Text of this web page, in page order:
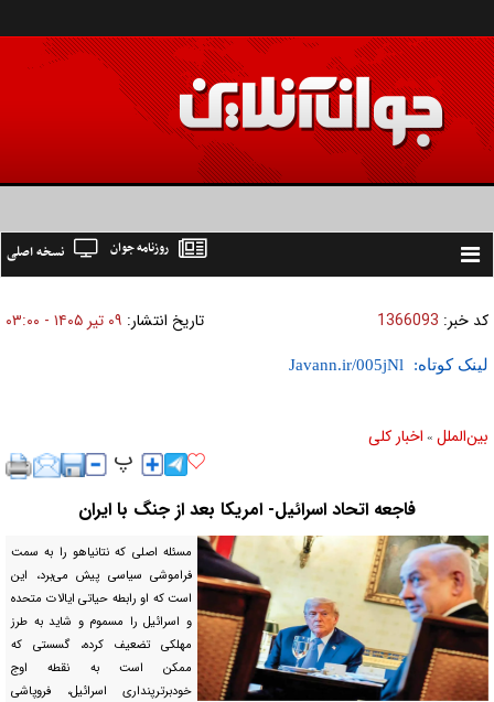
Toggle
نسخه اصلی روزنامه جوان
کد خبر: 1366093 تاریخ انتشار: ۰۹ تير ۱۴۰۵ - ۰۳:۰۰
لینک کوتاه:
بين‌الملل » اخبار كلی
فاجعه اتحاد اسرائیل- امریکا بعد از جنگ با ایران
مسئله اصلی که نتانیاهو را به سمت
فراموشی سیاسی پیش می‌برد، این
است که او رابطه حیاتی ایالات متحده
و اسرائیل را مسموم و شاید به طرز
مهلکی تضعیف کرده، گسستی که
ممکن است به نقطه اوج
خودبرترپنداری اسرائیل، فروپاشی